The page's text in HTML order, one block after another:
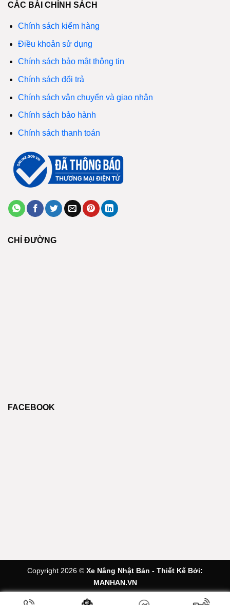
CÁC BÀI CHÍNH SÁCH
Chính sách kiểm hàng
Điều khoản sử dụng
Chính sách bảo mật thông tin
Chính sách đổi trả
Chính sách vận chuyển và giao nhận
Chính sách bảo hành
Chính sách thanh toán
CHỈ ĐƯỜNG
FACEBOOK
Copyright 2026 © Xe Nâng Nhật Bản - Thiết Kế Bởi:
MANHAN.VN